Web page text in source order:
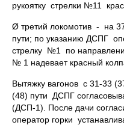
рукоятку стрелки №11
Ø третий локомотив - на
пути; по указанию ДСПГ
стрелку №1 по
№ 1 надевает красный
Вытяжку вагонов с 31-33
(48) пути ДСПГ
(ДСП-1). После дачи
оператор горки